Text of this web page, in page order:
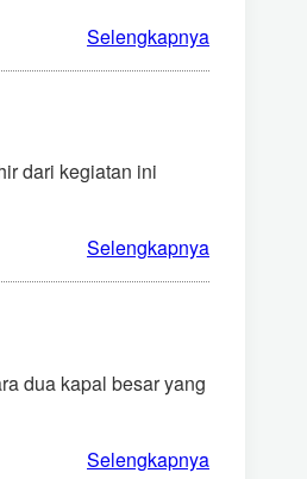
Selengkapnya
dari kegiatan ini
Selengkapnya
dua kapal besar yang
Selengkapnya